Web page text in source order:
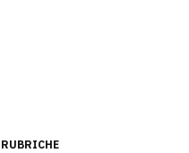
RUBRICHE